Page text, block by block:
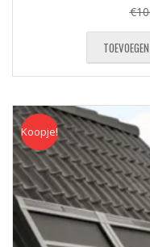
€
Koopje
Koopje!